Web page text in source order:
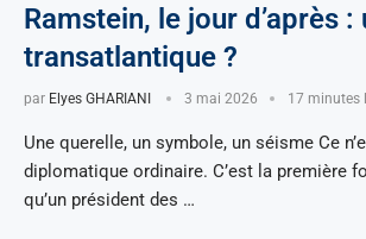
Ramstein, le jour d’après
transatlantique ?
par Elyes GHARIANI 3 mai 2026 17 minutes
Une querelle, un symbole, un séisme Ce
diplomatique ordinaire. C’est la première
qu’un président des …